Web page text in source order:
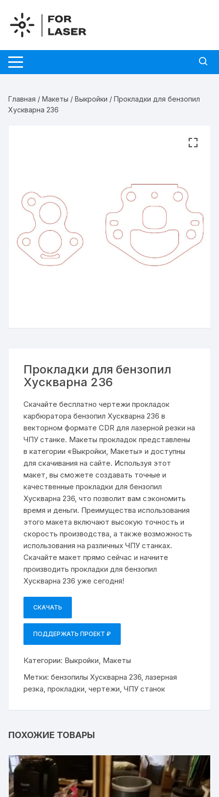
содержимому
Главная /Макеты /Выкройки / Прокладки для бензопил
Хускварна 236
Прокладки для бензопил
Хускварна 236
Скачайте бесплатно чертежи прокладок
карбюратора бензопил Хускварна 236 в
векторном формате CDR для лазерной резки на
ЧПУ станке. Макеты прокладок представлены
в категории «Выкройки, Макеты» и доступны
для скачивания на сайте. Используя этот
макет, вы сможете создавать точные и
качественные прокладки для бензопил
Хускварна 236, что позволит вам сэкономить
время и деньги. Преимущества использования
этого макета включают высокую точность и
скорость производства, а также возможность
использования на различных ЧПУ станках.
Скачайте макет прямо сейчас и начните
производить прокладки для бензопил
Хускварна 236 уже сегодня!
СКАЧАТЬ
ПОДДЕРЖАТЬ ПРОЕКТ ₽
Категории: Выкройки Макеты
Метки:бензопилы Хускварна 236 ,лазерная
резка ,прокладки ,чертежи ,ЧПУ станок
ПОХОЖИЕ ТОВАРЫ